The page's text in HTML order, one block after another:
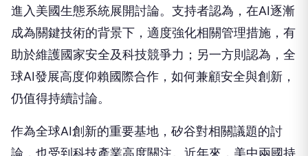
進入美國生態系統展開討論。支持者認為，在AI逐漸
成為關鍵技術的背景下，適度強化相關管理措施，有
助於維護國家安全及科技競爭力；另一方則認為，全
球AI發展高度仰賴國際合作，如何兼顧安全與創新，
仍值得持續討論。
作為全球AI創新的重要基地，矽谷對相關議題的討
論，也受到科技產業高度關注。近年來，美中兩國持